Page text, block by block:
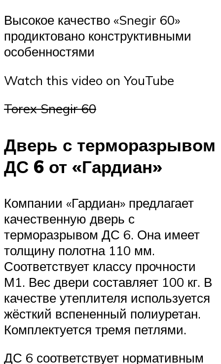
Высокое качество «Snegir 60»
продиктовано конструктивными
особенностями
Watch this video on YouTube
Torex Snegir 60
Дверь с терморазрывом
ДС 6 от «Гардиан»
Компании «Гардиан» предлагает
качественную дверь с
терморазрывом ДС 6. Она имеет
толщину полотна 110 мм.
Соответствует классу прочности
М1. Вес двери составляет 100 кг. В
качестве утеплителя используется
жёсткий вспененный полиуретан.
Комплектуется тремя петлями.
ДС 6 соответствует нормативным